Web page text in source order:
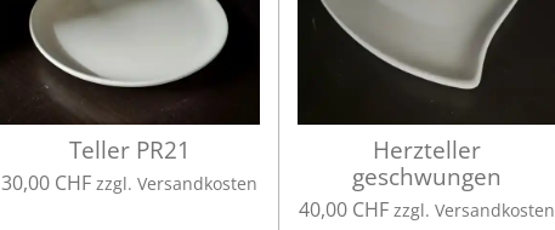
Teller PR21
30,00 CHF zzgl. Versandkosten
Herzteller
geschwungen
40,00 CHF zzgl. Versandkosten